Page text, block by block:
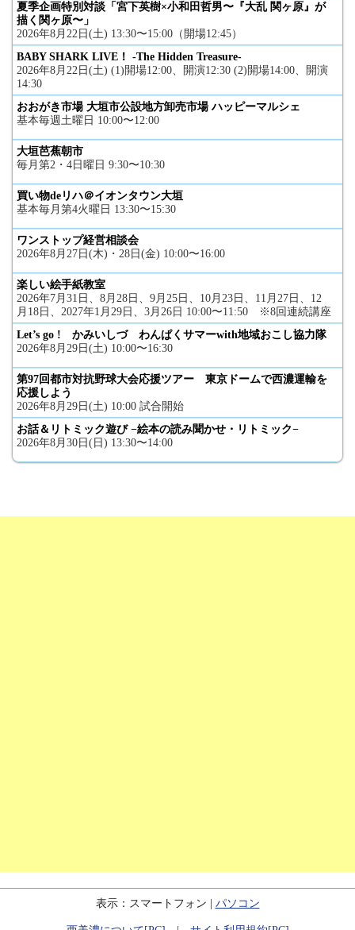
夏季企画特別対談「宮下英樹×小和田哲男〜『大乱 関ヶ原』が
描く関ヶ原〜」
2026年8月22日(土) 13:30〜15:00（開場12:45）
BABY SHARK LIVE！ -The Hidden Treasure-
2026年8月22日(土) (1)開場12:00、開演12:30 (2)開場14:00、開演
14:30
おおがき市場 大垣市公設地方卸売市場 ハッピーマルシェ
基本毎週土曜日 10:00〜12:00
大垣芭蕉朝市
毎月第2・4日曜日 9:30〜10:30
買い物deリハ＠イオンタウン大垣
基本毎月第4火曜日 13:30〜15:30
ワンストップ経営相談会
2026年8月27日(木)・28日(金) 10:00〜16:00
楽しい絵手紙教室
2026年7月31日、8月28日、9月25日、10月23日、11月27日、12
月18日、2027年1月29日、3月26日 10:00〜11:50 ※8回連続講座
Let’s go ! かみいしづ わんぱくサマーwith地域おこし協力隊
2026年8月29日(土) 10:00〜16:30
第97回都市対抗野球大会応援ツアー 東京ドームで西濃運輸を
応援しよう
2026年8月29日(土) 10:00 試合開始
お話＆リトミック遊び −絵本の読み聞かせ・リトミック−
2026年8月30日(日) 13:30〜14:00
表示：スマートフォン | パソコン